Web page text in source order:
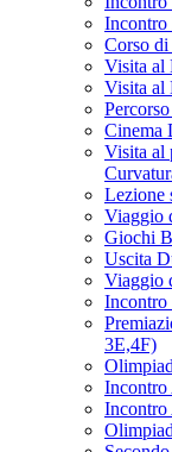
Incontro
Corso di
Visita al
Visita al
Cinema
Visita al
Lezione
Viaggio
Giochi
Uscita
Viaggio
3E,4F)
Incontro
Incontro